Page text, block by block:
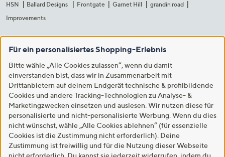
HSN
Ballard Designs Frontgate Garnet Hill
grandin road
Improvements
Für ein personalisiertes Shopping-Erlebnis
Bitte wähle „Alle Cookies zulassen“, wenn du damit
einverstanden bist, dass wir in Zusammenarbeit mit
Drittanbietern auf deinem Endgerät technische & profilbildende
Cookies und andere Tracking-Technologien zu Analyse- &
Marketingzwecken einsetzen und auslesen. Wir nutzen diese für
personalisierte und nicht-personalisierte Werbung. Wenn du dies
nicht wünschst, wähle „Alle Cookies ablehnen“ (für essenzielle
Cookies ist die Zustimmung nicht erforderlich). Deine
Zustimmung ist freiwillig und für die Nutzung dieser Webseite
nicht erforderlich. Du kannst sie jederzeit widerrufen, indem du